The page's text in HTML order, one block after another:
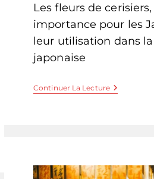
publication :
Les fleurs de
importance pour les
leur utilisation dans
japonaise
Continuer La LectureFleurs
De